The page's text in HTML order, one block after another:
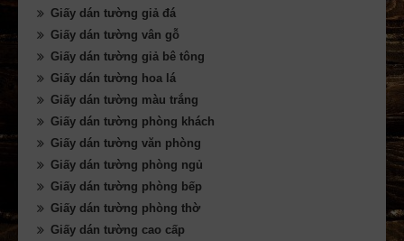
Giấy dán tường giả đá
Giấy dán tường vân gỗ
Giấy dán tường giả bê tông
Giấy dán tường hoa lá
Giấy dán tường màu trắng
Giấy dán tường phòng khách
Giấy dán tường văn phòng
Giấy dán tường phòng ngủ
Giấy dán tường phòng bếp
Giấy dán tường phòng thờ
Giấy dán tường cao cấp